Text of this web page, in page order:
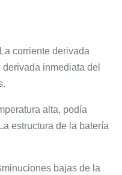
corriente derivada
inmediata del
alta, podía
estructura de la batería
bajas de la